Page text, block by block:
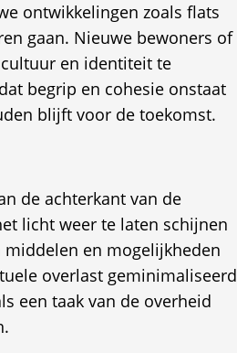
ontwikkelingen zoals flats
gaan. Nieuwe bewoners of
en identiteit te
begrip en cohesie onstaat
blijft voor de toekomst.
de achterkant van de
licht weer te laten schijnen
en mogelijkheden
overlast geminimaliseerd
een taak van de overheid